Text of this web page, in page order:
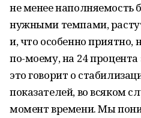
не менее наполняемость
нужными темпами,
и, что особенно приятно,
по-моему, на 24 процента
это говорит о
показателей, во всяком
момент времени. Мы